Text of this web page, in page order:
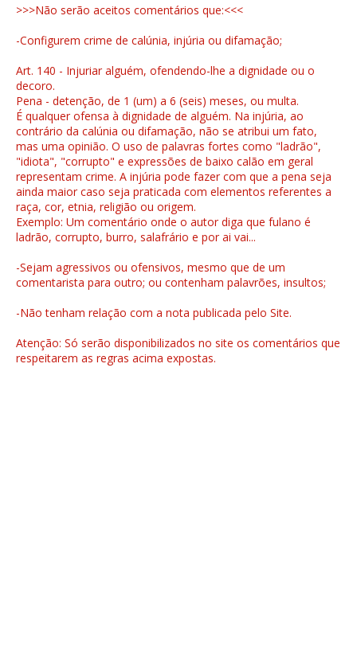
>>>Não serão aceitos comentários que:<<<
-Configurem crime de calúnia, injúria ou difamação;
Art. 140 - Injuriar alguém, ofendendo-lhe a dignidade ou o
decoro.
Pena - detenção, de 1 (um) a 6 (seis) meses, ou multa.
É qualquer ofensa à dignidade de alguém. Na injúria, ao
contrário da calúnia ou difamação, não se atribui um fato,
mas uma opinião. O uso de palavras fortes como "ladrão",
"idiota", "corrupto" e expressões de baixo calão em geral
representam crime. A injúria pode fazer com que a pena seja
ainda maior caso seja praticada com elementos referentes a
raça, cor, etnia, religião ou origem.
Exemplo: Um comentário onde o autor diga que fulano é
ladrão, corrupto, burro, salafrário e por ai vai...
-Sejam agressivos ou ofensivos, mesmo que de um
comentarista para outro; ou contenham palavrões, insultos;
-Não tenham relação com a nota publicada pelo Site.
Atenção: Só serão disponibilizados no site os comentários que
respeitarem as regras acima expostas.